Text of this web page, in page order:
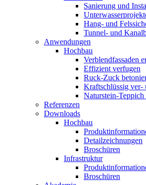
Sanierung und
Hang- und
Tunnel- und
Anwendungen
Hochbau
Verblendfassaden
Effizient verfugen
Ruck-Zuck
Kraftschlüssig ver-
Naturstein-Teppich
Referenzen
Downloads
Hochbau
Detailzeichnungen
Broschüren
Infrastruktur
Broschüren